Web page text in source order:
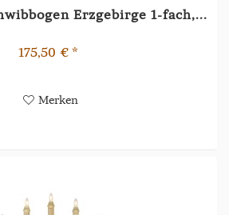
Erzgebirge 1-fach,...
175,50 € *
Merken